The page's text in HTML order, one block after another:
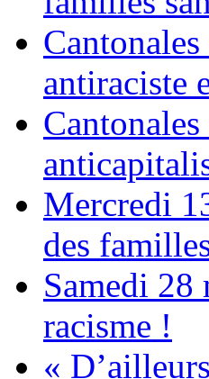
antiraciste
Mercredi
des
Samedi
racisme !
«